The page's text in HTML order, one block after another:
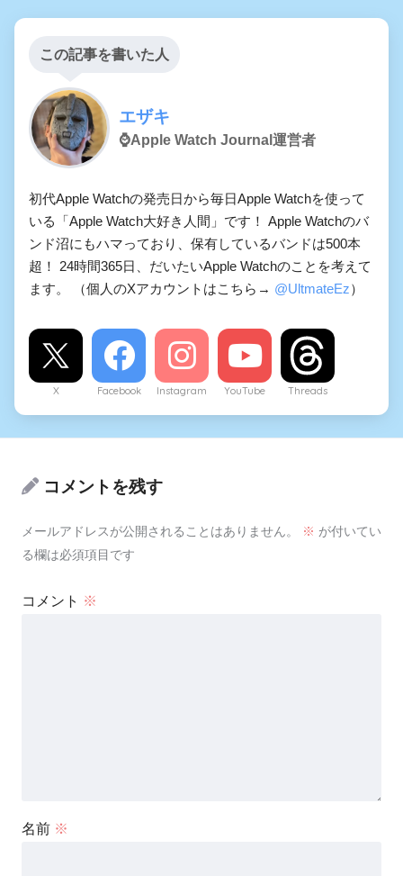
この記事を書いた人
エザキ
⌚️Apple Watch Journal運営者
初代Apple Watchの発売日から毎日Apple Watchを使って
いる「Apple Watch大好き人間」です！ Apple Watchのバ
ンド沼にもハマっており、保有しているバンドは500本
超！ 24時間365日、だいたいApple Watchのことを考えて
ます。 （個人のXアカウントはこちら→ @UltmateEz）
X Facebook Instagram YouTube Threads
コメントを残す
メールアドレスが公開されることはありません。 ※ が付いてい
る欄は必須項目です
コメント ※
名前 ※